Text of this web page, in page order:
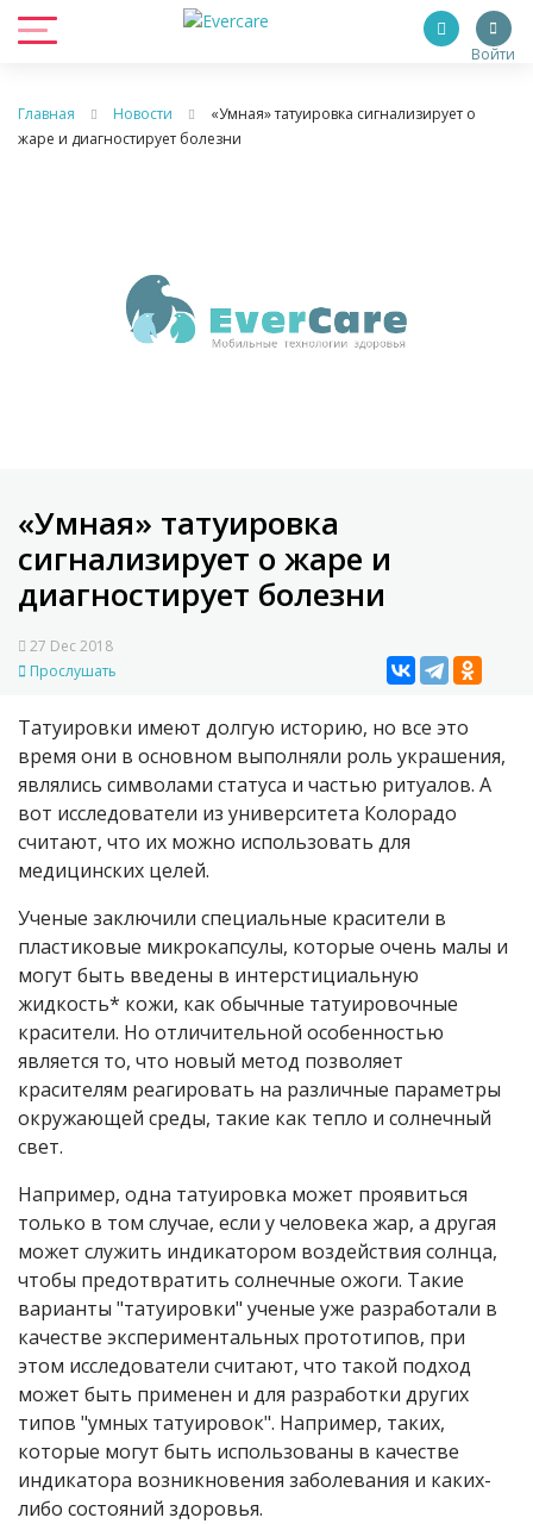
Войти
Главная Новости
«Умная» татуировка сигнализирует о
жаре и диагностирует болезни
«Умная» татуировка
сигнализирует о жаре и
диагностирует болезни
27 Dec 2018
Прослушать
Татуировки имеют долгую историю, но все это
время они в основном выполняли роль украшения,
являлись символами статуса и частью ритуалов. А
вот исследователи из университета Колорадо
считают, что их можно использовать для
медицинских целей.
Ученые заключили специальные красители в
пластиковые микрокапсулы, которые очень малы и
могут быть введены в интерстициальную
жидкость* кожи, как обычные татуировочные
красители. Но отличительной особенностью
является то, что новый метод позволяет
красителям реагировать на различные параметры
окружающей среды, такие как тепло и солнечный
свет.
Например, одна татуировка может проявиться
только в том случае, если у человека жар, а другая
может служить индикатором воздействия солнца,
чтобы предотвратить солнечные ожоги. Такие
варианты "татуировки" ученые уже разработали в
качестве экспериментальных прототипов, при
этом исследователи считают, что такой подход
может быть применен и для разработки других
типов "умных татуировок". Например, таких,
которые могут быть использованы в качестве
индикатора возникновения заболевания и каких-
либо состояний здоровья.